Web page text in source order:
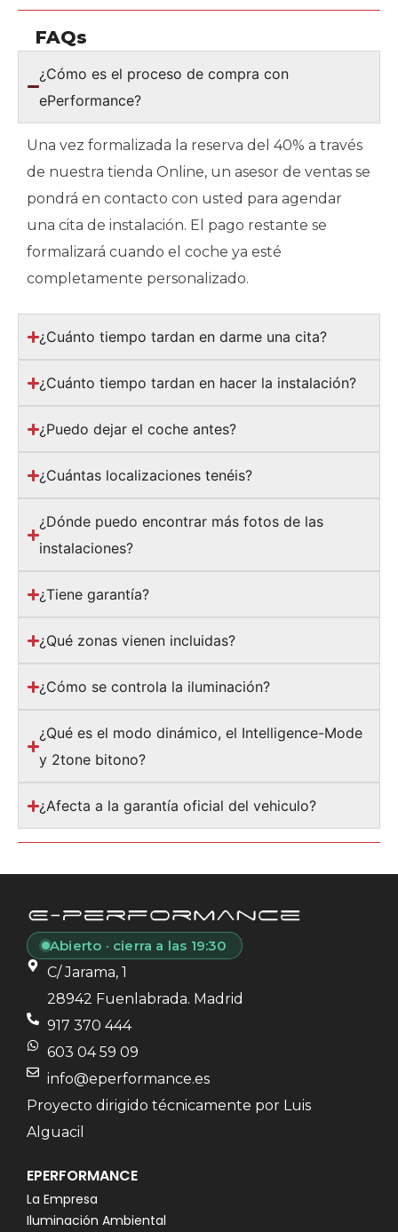
FAQs
¿Cómo es el proceso de compra con
ePerformance?
Una vez formalizada la reserva del 40% a través
de nuestra tienda Online, un asesor de ventas se
pondrá en contacto con usted para agendar
una cita de instalación. El pago restante se
formalizará cuando el coche ya esté
completamente personalizado.
¿Cuánto tiempo tardan en darme una cita?
¿Cuánto tiempo tardan en hacer la instalación?
¿Puedo dejar el coche antes?
¿Cuántas localizaciones tenéis?
¿Dónde puedo encontrar más fotos de las
instalaciones?
¿Tiene garantía?
¿Qué zonas vienen incluidas?
¿Cómo se controla la iluminación?
¿Qué es el modo dinámico, el Intelligence-Mode
y 2tone bitono?
¿Afecta a la garantía oficial del vehiculo?
Abierto · cierra a las 19:30
C/ Jarama, 1
28942 Fuenlabrada. Madrid
917 370 444
603 04 59 09
info@eperformance.es
Proyecto dirigido técnicamente por Luis
Alguacil
EPERFORMANCE
La Empresa
Iluminación Ambiental